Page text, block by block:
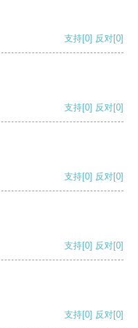
支持[0] 反对[0]
支持[0] 反对[0]
支持[0] 反对[0]
支持[0] 反对[0]
支持[0] 反对[0]